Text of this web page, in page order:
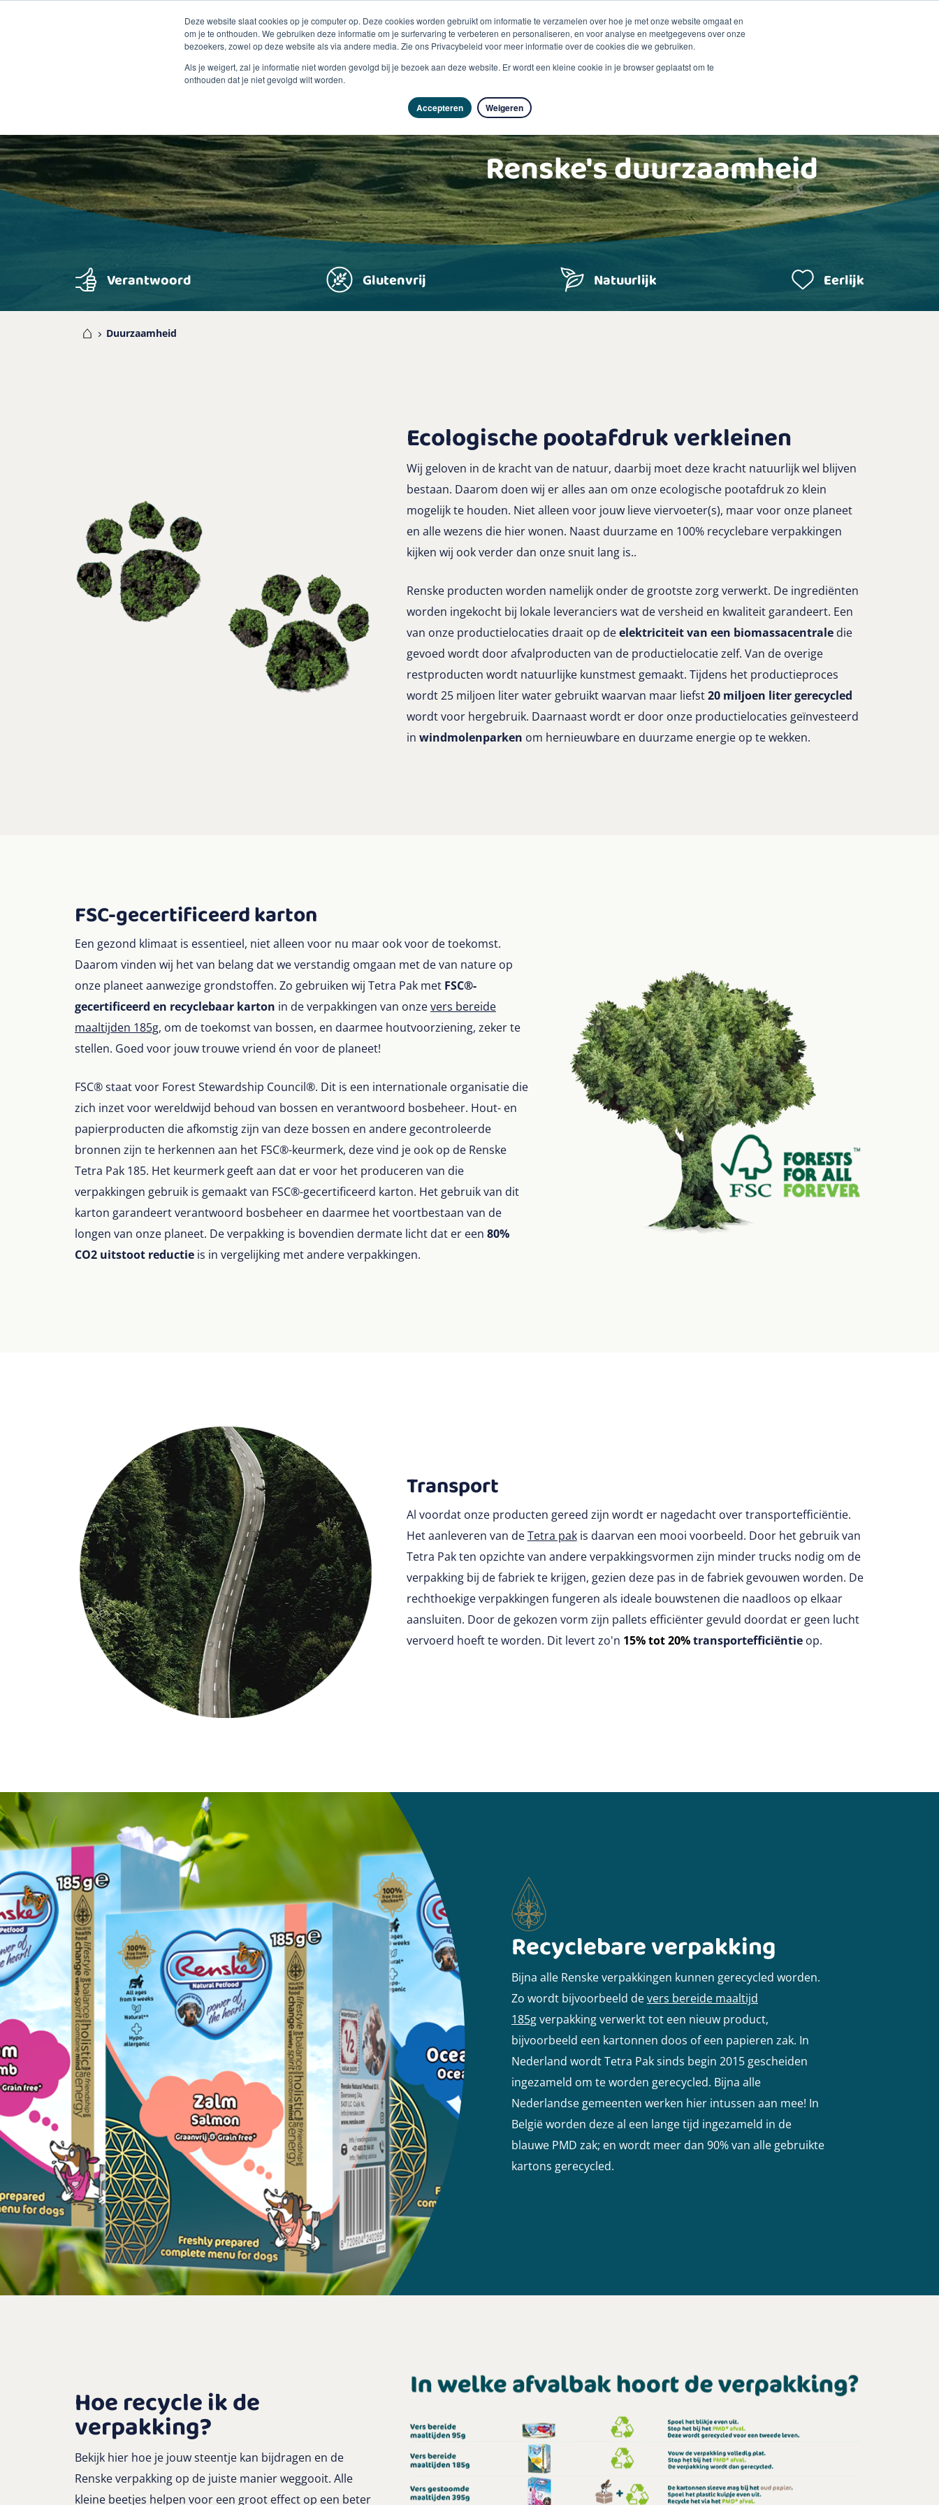
Deze website slaat cookies op je computer op. Deze cookies worden gebruikt om informatie te verzamelen over hoe je met onze website omgaat en
om je te onthouden. We gebruiken deze informatie om je surfervaring te verbeteren en personaliseren, en voor analyse en meetgegevens over onze
bezoekers, zowel op deze website als via andere media. Zie ons Privacybeleid voor meer informatie over de cookies die we gebruiken.
Als je weigert, zal je informatie niet worden gevolgd bij je bezoek aan deze website. Er wordt een kleine cookie in je browser geplaatst om te
onthouden dat je niet gevolgd wilt worden.
Accepteren Weigeren
Duurzaamheid
Producten Vragen & advies Kennisbank Over Renske Verkooppunten
Renske's duurzaamheid
Verantwoord Glutenvrij Natuurlijk Eerlijk
Duurzaamheid
Ecologische pootafdruk verkleinen
Wij geloven in de kracht van de natuur, daarbij moet deze kracht natuurlijk wel blijven
bestaan. Daarom doen wij er alles aan om onze ecologische pootafdruk zo klein
mogelijk te houden. Niet alleen voor jouw lieve viervoeter(s), maar voor onze planeet
en alle wezens die hier wonen. Naast duurzame en 100% recyclebare verpakkingen
kijken wij ook verder dan onze snuit lang is..
Renske producten worden namelijk onder de grootste zorg verwerkt. De ingrediënten
worden ingekocht bij lokale leveranciers wat de versheid en kwaliteit garandeert. Een
van onze productielocaties draait op deelektriciteit van een biomassacentraledie
gevoed wordt door afvalproducten van de productielocatie zelf. Van de overige
restproducten wordt natuurlijke kunstmest gemaakt. Tijdens het productieproces
wordt 25 miljoen liter water gebruikt waarvan maar liefst20 miljoen liter gerecycled
wordt voor hergebruik. Daarnaast wordt er door onze productielocaties geïnvesteerd
in windmolenparken om hernieuwbare en duurzame energie op te wekken.
FSC-gecertificeerd karton
Een gezond klimaat is essentieel, niet alleen voor nu maar ook voor de toekomst.
Daarom vinden wij het van belang dat we verstandig omgaan met de van nature op
onze planeet aanwezige grondstoffen. Zo gebruiken wij Tetra Pak met FSC®-
gecertificeerd en recyclebaar karton in de verpakkingen van onzevers bereide
maaltijden 185g, om de toekomst van bossen, en daarmee houtvoorziening, zeker te
stellen. Goed voor jouw trouwe vriend én voor de planeet!
FSC® staat voor Forest Stewardship Council®. Dit is een internationale organisatie die
zich inzet voor wereldwijd behoud van bossen en verantwoord bosbeheer. Hout- en
papierproducten die afkomstig zijn van deze bossen en andere gecontroleerde
bronnen zijn te herkennen aan het FSC®-keurmerk, deze vind je ook op de Renske
Tetra Pak 185. Het keurmerk geeft aan dat er voor het produceren van die
verpakkingen gebruik is gemaakt van FSC®-gecertificeerd karton. Het gebruik van dit
karton garandeert verantwoord bosbeheer en daarmee het voortbestaan van de
longen van onze planeet. De verpakking is bovendien dermate licht dat er een 80%
CO2 uitstoot reductie is in vergelijking met andere verpakkingen.
Transport
Al voordat onze producten gereed zijn wordt er nagedacht over transportefficiëntie.
Het aanleveren van deTetra pakis daarvan een mooi voorbeeld. Door het gebruik van
Tetra Pak ten opzichte van andere verpakkingsvormen zijn minder trucks nodig om de
verpakking bij de fabriek te krijgen, gezien deze pas in de fabriek gevouwen worden. De
rechthoekige verpakkingen fungeren als ideale bouwstenen die naadloos op elkaar
aansluiten. Door de gekozen vorm zijn pallets efficiënter gevuld doordat er geen lucht
vervoerd hoeft te worden. Dit levert zo'n 15% tot 20%transportefficiëntieop.
Recyclebare verpakking
Bijna alle Renske verpakkingen kunnen gerecycled worden.
Zo wordt bijvoorbeeld devers bereide maaltijd
185gverpakking verwerkt tot een nieuw product,
bijvoorbeeld een kartonnen doos of een papieren zak. In
Nederland wordt Tetra Pak sinds begin 2015 gescheiden
ingezameld om te worden gerecycled. Bijna alle
Nederlandse gemeenten werken hier intussen aan mee! In
België worden deze al een lange tijd ingezameld in de
blauwe PMD zak; en wordt meer dan 90% van alle gebruikte
kartons gerecycled.
Hoe recycle ik de
verpakking?
Bekijk hier hoe je jouw steentje kan bijdragen en de
Renske verpakking op de juiste manier weggooit. Alle
kleine beetjes helpen voor een groot effect op een beter